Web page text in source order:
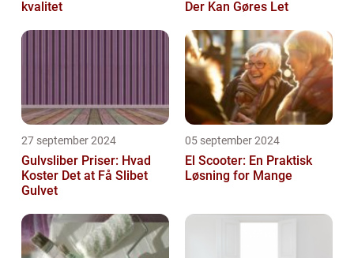
kvalitet
Der Kan Gøres Let
27 september 2024
Gulvsliber Priser: Hvad
Koster Det at Få Slibet
Gulvet
05 september 2024
El Scooter: En Praktisk
Løsning for Mange